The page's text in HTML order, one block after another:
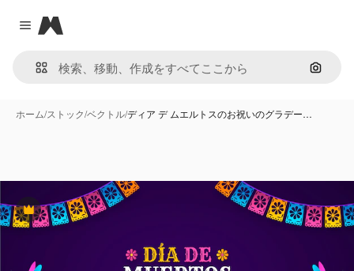
Close menu
Magnific
画像で
ホーム/ストック/ベクトル/ディア デ ムエルトスのお祝いのグラデー…
Premium